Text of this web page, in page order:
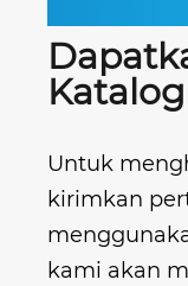
Untuk
kirimkan
kami akan